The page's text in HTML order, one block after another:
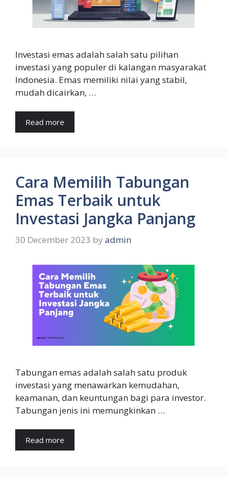
Investasi emas adalah salah satu pilihan
investasi yang populer di kalangan masyarakat
Indonesia. Emas memiliki nilai yang stabil,
mudah dicairkan, …
Read more
Cara Memilih Tabungan
Emas Terbaik untuk
Investasi Jangka Panjang
30 December 2023 by admin
Tabungan emas adalah salah satu produk
investasi yang menawarkan kemudahan,
keamanan, dan keuntungan bagi para investor.
Tabungan jenis ini memungkinkan …
Read more